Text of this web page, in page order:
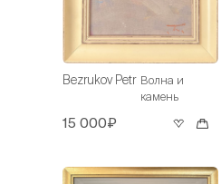
Bezrukov Petr Волна и
камень
15 000₽